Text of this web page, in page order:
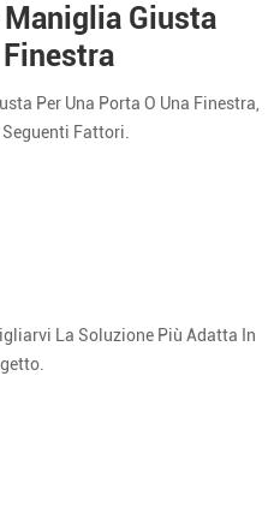
Giusta
Finestra
Per Una Porta O Una Finestra,
Seguenti Fattori.
La Soluzione Più Adatta In